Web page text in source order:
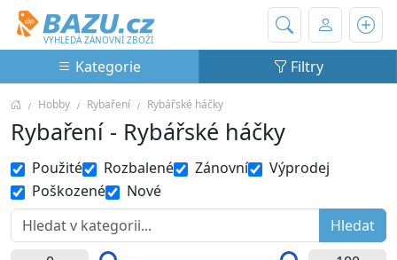
Bazu.cz
VYHLEDÁ ZÁNOVNÍ ZBOŽÍ
Kategorie Filtry
Hobby Rybaření Rybářské háčky
Rybaření - Rybářské háčky
Použité Rozbalené Zánovní
Výprodej
Poškozené
Nové